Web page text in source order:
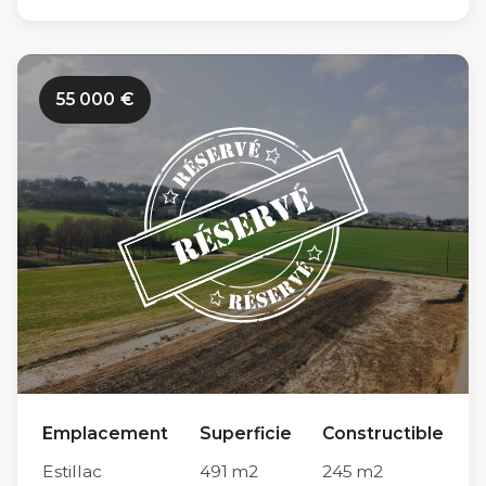
travaux de viabilisation des Jardins Romains 2
n’ont pas encore débuté. Limitrophe à la
commune du Passage et à proximité du
centre-ville d’Agen (en moins de 10 minutes en
voiture par le Pont de Pierre), sa situation
géographique est idéale sur l’agglomération
agenaise. Parmi ses autres atouts, sa proximité
immédiate avec le centre scolaire d’Estillac
(600m) et avec le collège Théophile de Viau
du Passage d’Agen (5km) en font un endroit
terrains sont conçus pour répondre à toutes
55 000 €
Emplacement
Estillac
Superficie
491 m2
Constructible
245 m2